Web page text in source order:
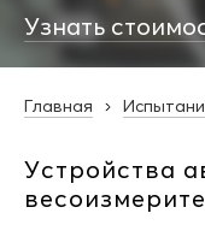
Узнать
Главная
Устройства